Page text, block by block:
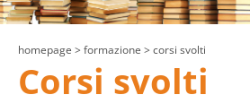
homepage > formazione > corsi svolti
Corsi svolti